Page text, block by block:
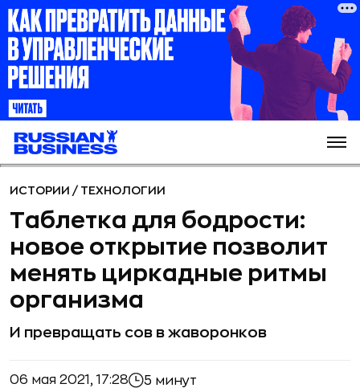
ИСТОРИИ / ТЕХНОЛОГИИ
Таблетка для бодрости:
новое открытие позволит
менять циркадные ритмы
организма
И превращать сов в жаворонков
06 мая 2021, 17:28 5 минут